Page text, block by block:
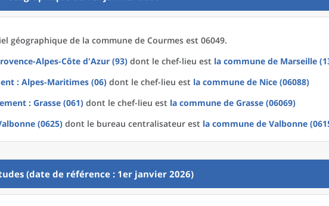
géographique de la commune de Courmes est 06049.
Alpes-Côte d'Azur (93) dont le chef-lieu est la commune de Marseille
: Alpes-Maritimes (06) dont le chef-lieu est la commune de Nice (06088)
: Grasse (061) dont le chef-lieu est la commune de Grasse (06069)
(0625) dont le bureau centralisateur est la commune de Valbonne
(date de référence : 1er janvier 2026)